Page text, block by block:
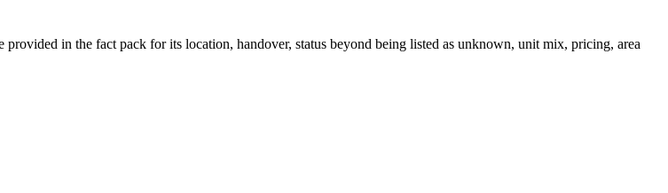
in the fact pack for its location, handover, status beyond being listed as unknown, unit mix, pricing, area